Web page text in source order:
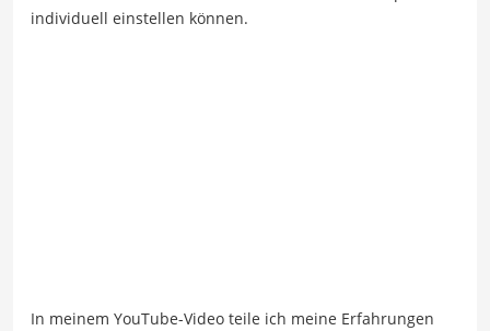
individuell einstellen können.
In meinem YouTube-Video teile ich meine Erfahrungen